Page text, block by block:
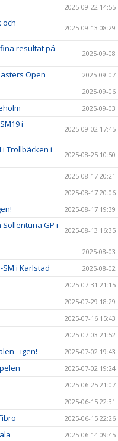
2025-09-22 14:55
och
2025-09-13 08:29
resultat på
2025-09-08
Open 2025-09-07
2025-09-06
2025-09-03
i
2025-09-02 17:45
Trollbäcken i
2025-08-25 10:50
2025-08-17 20:21
2025-08-17 20:06
2025-08-17 19:39
Sollentuna GP i
2025-08-13 16:35
2025-08-03
i Karlstad 2025-08-02
2025-07-31 21:15
2025-07-29 18:29
2025-07-16 15:43
2025-07-03 21:52
- igen! 2025-07-02 19:43
2025-07-02 19:24
2025-06-25 21:07
2025-06-15 22:31
2025-06-15 22:26
2025-06-14 09:45